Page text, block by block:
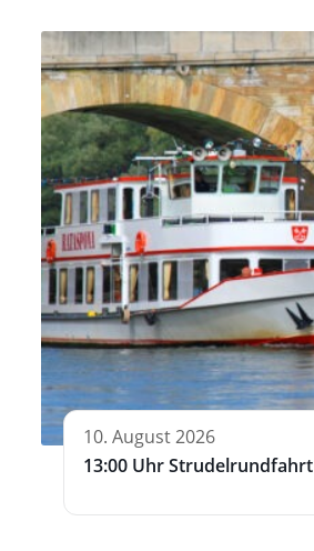
10. August 2026
13:00 Uhr Strudelrundfahrt